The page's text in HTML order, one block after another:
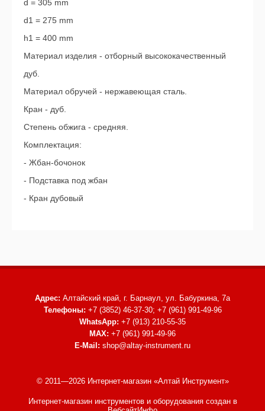
d = 305 mm
d1 = 275 mm
h1 = 400 mm
Материал изделия - отборный высококачественный
дуб.
Материал обручей - нержавеющая сталь.
Кран - дуб.
Степень обжига - средняя.
Комплектация:
- Жбан-бочонок
- Подставка под жбан
- Кран дубовый
Адрес: Алтайский край, г. Барнаул, ул. Бабуркина, 7а
Телефоны: +7 (3852) 46-37-30; +7 (961) 991-49-96
WhatsApp: +7 (913) 210-55-35
MAX: +7 (961) 991-49-96
E-Mail: shop@altay-instrument.ru
© 2011—2026 Интернет-магазин «Алтай Инструмент»
Интернет-магазин инструментов и оборудованиясоздан в